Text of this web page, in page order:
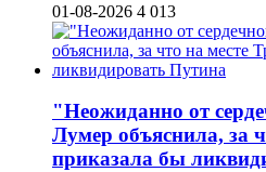
01-08-2026 4 013
"Неожиданно от
Лумер объяснила, за
приказала бы